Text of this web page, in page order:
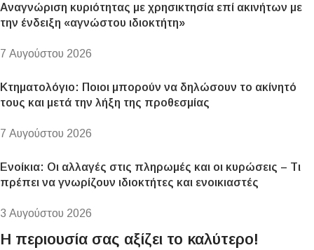
Αναγνώριση κυριότητας με χρησικτησία επί ακινήτων με
την ένδειξη «αγνώστου ιδιοκτήτη»
7 Αυγούστου 2026
Κτηματολόγιο: Ποιοι μπορούν να δηλώσουν το ακίνητό
τους και μετά την λήξη της προθεσμίας
7 Αυγούστου 2026
Ενοίκια: Οι αλλαγές στις πληρωμές και οι κυρώσεις – Τι
πρέπει να γνωρίζουν ιδιοκτήτες και ενοικιαστές
3 Αυγούστου 2026
Η περιουσία σας αξίζει το καλύτερο!